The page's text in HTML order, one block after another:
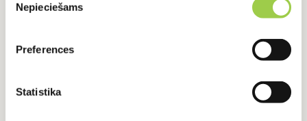
izvēle
Nepieciešams
Preferences
Statistika
Sazinies ar mums
+371 24918422